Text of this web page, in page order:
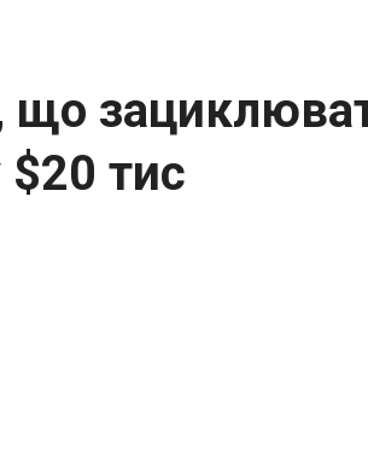
що
$20 тис